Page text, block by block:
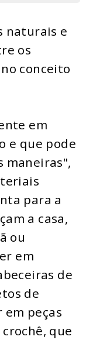
naturais e
os
conceito
em
e que pode
maneiras",
para a
a casa,
ou
em
de
de
em peças
que